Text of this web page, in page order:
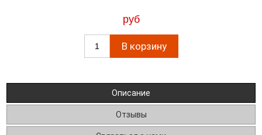
руб
Описание
Отзывы